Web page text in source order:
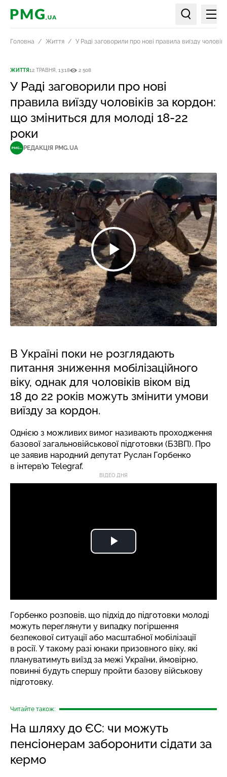
PMG.ua
Пошук по
Головна Життя У Раді заговорили про нові правила виїзду
ЖИТТЯ12 ТРАВНЯ, 13:18 2 508
У Раді заговорили про нові
правила виїзду чоловіків за кордон:
що зміниться для молоді 18-22
роки
РЕДАКЦІЯ PMG.UA
В Україні поки не розглядають
питання зниження мобілізаційного
віку, однак для чоловіків віком від
18 до 22 років можуть змінити умови
виїзду за кордон.
Однією з можливих вимог називають проходження
базової загальновійськової підготовки (БЗВП). Про
це заявив народний депутат Руслан Горбенко
в інтерв’ю Telegraf.
ВІДЕО ДНЯ
Горбенко розповів, що підхід до підготовки молоді
можуть переглянути у випадку погіршення
безпекової ситуації або масштабної мобілізації
в росії. У такому разі юнаки призовного віку, які
плануватимуть виїзд за межі України, ймовірно,
повинні будуть спершу пройти базову військову
підготовку.
Читайте також:
На шляху до ЄС: чи можуть
пенсіонерам заборонити сідати за
кермо